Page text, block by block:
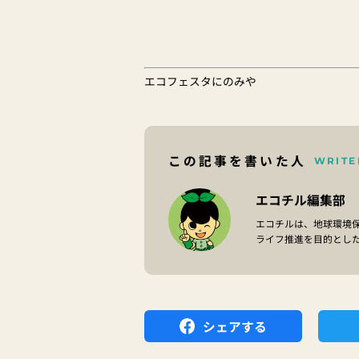
エコフェスタにのみや
この記事を書いた人
エコチル編集部
エコチルは、地球環境
ライフ推進を目的とし
シェアする